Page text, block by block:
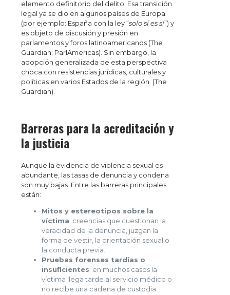
elemento definitorio del delito. Esa transición
legal ya se dio en algunos países de Europa
(por ejemplo: España con la ley “solo sí es sí”) y
es objeto de discusión y presión en
parlamentos y foros latinoamericanos (The
Guardian; ParlAmericas). Sin embargo, la
adopción generalizada de esta perspectiva
choca con resistencias jurídicas, culturales y
políticas en varios Estados de la región. (The
Guardian).
Barreras para la acreditación y
la justicia
Aunque la evidencia de violencia sexual es
abundante, las tasas de denuncia y condena
son muy bajas. Entre las barreras principales
están:
Mitos y estereotipos sobre la
víctima: creencias que cuestionan la
veracidad de la denuncia, juzgan la
forma de vestir, la orientación sexual o
la conducta previa.
Pruebas forenses tardías o
insuficientes: en muchos casos la
víctima llega tarde al servicio médico o
no recibe una cadena de custodia